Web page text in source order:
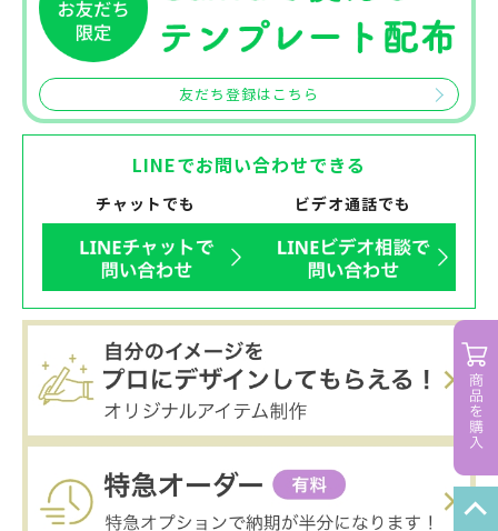
友だち登録はこちら
LINEでお問い合わせできる
チャットでも ビデオ通話でも